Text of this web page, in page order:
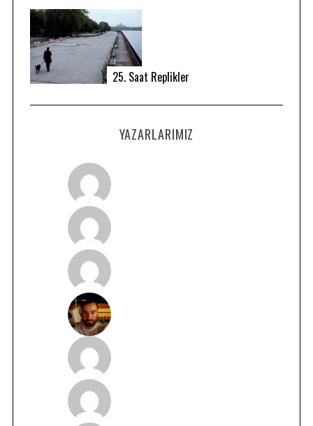
25. Saat Replikler
YAZARLARIMIZ